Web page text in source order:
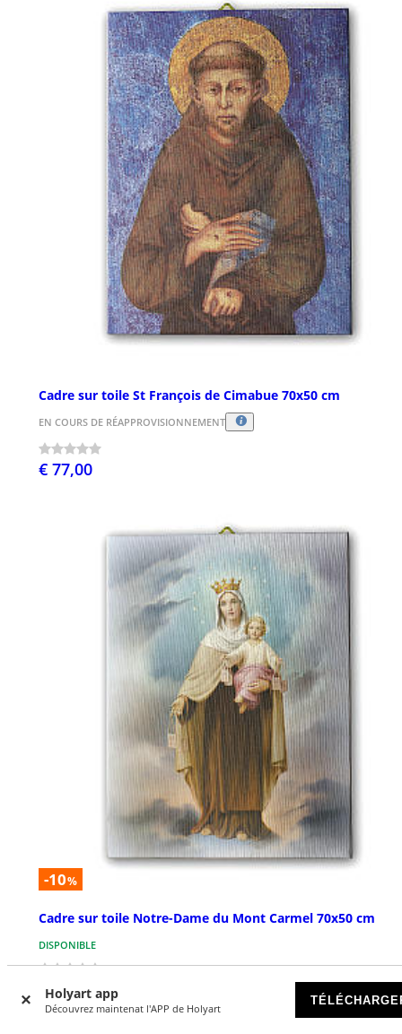
Holyart app
Découvrez maintenat l'APP de Holyart
Cadre sur toile St François de Cimabue 70x50 cm
EN COURS DE RÉAPPROVISIONNEMENT
€ 77,00
-10%
Cadre sur toile Notre-Dame du Mont Carmel 70x50 cm
DISPONIBLE
€ 77,90 € 87,00